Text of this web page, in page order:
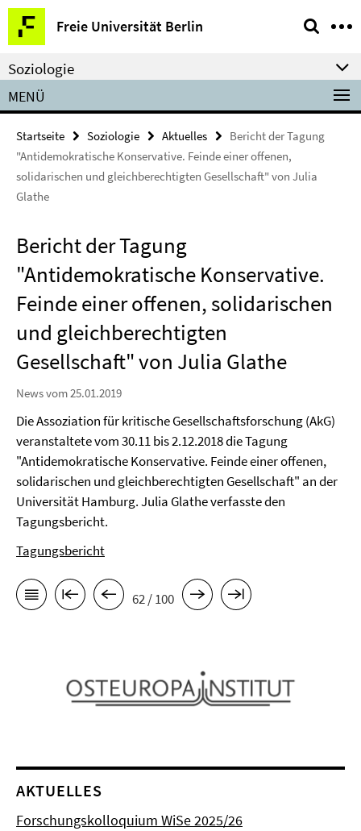
Springe
direkt
zu
Inhalt
Freie Universität Berlin
Service-
Navigation
Soziologie
MENÜ
Startseite Soziologie Aktuelles
Bericht der Tagung
"Antidemokratische Konservative. Feinde einer offenen,
solidarischen und gleichberechtigten Gesellschaft" von Julia
Glathe
Bericht der Tagung
"Antidemokratische Konservative.
Feinde einer offenen, solidarischen
und gleichberechtigten
Gesellschaft" von Julia Glathe
News vom 25.01.2019
Die Assoziation für kritische Gesellschaftsforschung (AkG)
veranstaltete vom 30.11 bis 2.12.2018 die Tagung
"Antidemokratische Konservative. Feinde einer offenen,
solidarischen und gleichberechtigten Gesellschaft" an der
Universität Hamburg. Julia Glathe verfasste den
Tagungsbericht.
Tagungsbericht
62 / 100
AKTUELLES
Forschungskolloquium WiSe 2025/26